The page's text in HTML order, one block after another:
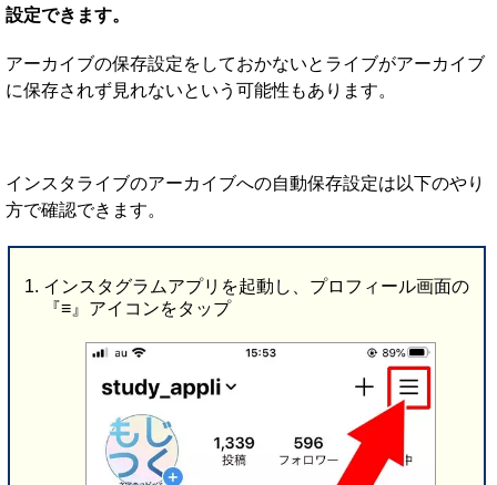
設定できます。
アーカイブの保存設定をしておかないとライブがアーカイブ
に保存されず見れないという可能性もあります。
インスタライブのアーカイブへの自動保存設定は以下のやり
方で確認できます。
インスタグラムアプリを起動し、プロフィール画面の
『≡』アイコンをタップ